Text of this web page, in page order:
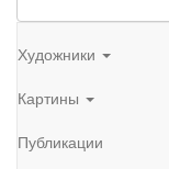
Художники
Картины
Публикации